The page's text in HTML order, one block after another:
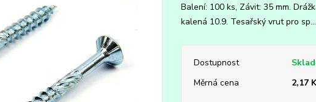
Balení: 100 ks, Závit: 35 mm.
kalená 10.9. Tesařský vrut pro sp...
Dostupnost
Měrná cena
2,17